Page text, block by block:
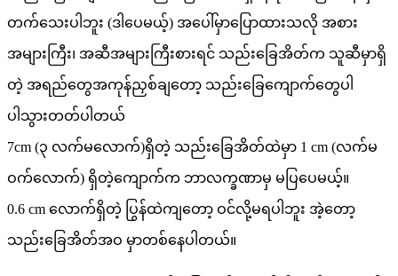
တက်သေးပါဘူး (ဒါပေမယ့်) အပေါ်မှာပြောထားသလို အစား
အများကြီး၊ အဆီအများကြီးစားရင် သည်းခြေအိတ်က သူဆီမှာရှိ
တဲ့ အရည်တွေအကုန်ညှစ်ချတော့ သည်းခြေကျောက်တွေပါ
ပါသွားတတ်ပါတယ်
7cm (၃ လက်မလောက်)ရှိတဲ့ သည်းခြေအိတ်ထဲမှာ 1 cm (လက်မ
ဝက်လောက်) ရှိတဲ့ကျောက်က ဘာလက္ခဏာမှ မပြပေမယ့်။
0.6 cm လောက်ရှိတဲ့ ပြွန်ထဲကျတော့ ဝင်လို့မရပါဘူး အဲ့တော့
သည်းခြေအိတ်အဝ မှာတစ်နေပါတယ်။